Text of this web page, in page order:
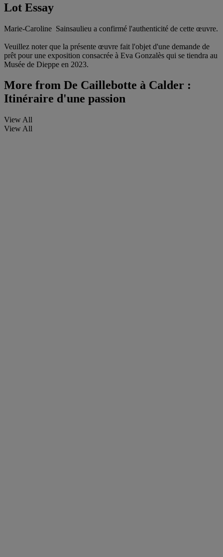
Lot Essay
Marie-Caroline Sainsaulieu a confirmé l'authenticité de cette œuvre.
Veuillez noter que la présente œuvre fait l'objet d'une demande de
prêt pour une exposition consacrée à Eva Gonzalès qui se tiendra au
Musée de Dieppe en 2023.
More from De Caillebotte à Calder :
Itinéraire d'une passion
View All
View All